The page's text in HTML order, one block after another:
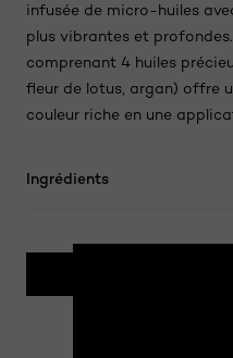
infusée de micro-huiles
plus vibrantes et
comprenant 4 huiles
fleur de lotus, argan) offre
couleur riche en une
Ingrédients